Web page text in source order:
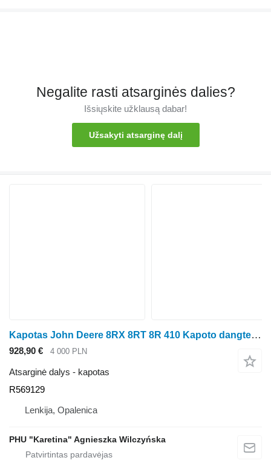
Negalite rasti atsarginės dalies?
Išsiųskite užklausą dabar!
Užsakyti atsarginę dalį
Kapotas John Deere 8RX 8RT 8R 410 Kapoto dangtelio korpusas R569129 vikšrinio traktoriaus John Deere 8RX 8RT 8R 410
928,90 € 4 000 PLN
Atsarginė dalys - kapotas
R569129
Lenkija, Opalenica
PHU "Karetina" Agnieszka Wilczyńska